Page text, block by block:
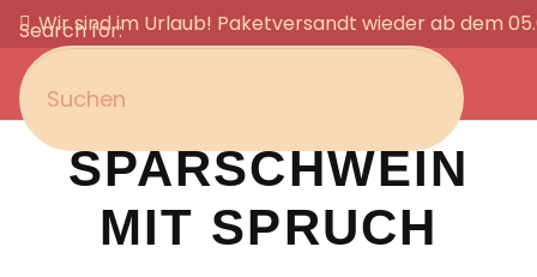
Wir sind im Urlaub! Paketversandt wieder ab dem
Search for:
SPARSCHWEIN
MIT SPRUCH